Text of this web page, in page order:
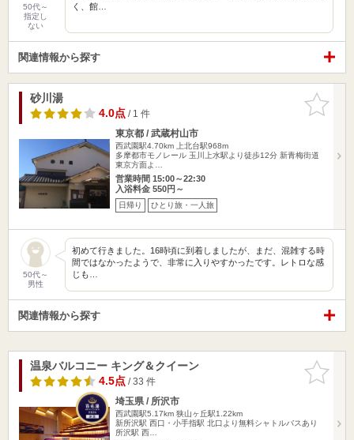
50代～
指定し
ない
く、館…
関連情報から探す
お気に入
りに追加
砂川湯
4.0点/ 1 件
東京都 / 武蔵村山市
西武園駅4.70km
上北台駅968m
多摩都市モノレール 玉川上水駅より徒歩12分 新青梅街道
東京方面よ…
営業時間 15:00～22:30
入浴料金 550円～
日帰り ひとり旅・一人旅
50代～
男性
初めて行きました。16時頃に到着しましたが、まだ、混雑する時
間ではなかったようで、非常に入りやすかったです。レトロな感
じも…
関連情報から探す
お気に入
りに追加
温泉バルコニー キング＆クイーン
4.5点/ 33 件
埼玉県 / 所沢市
西武園駅5.17km 狭山ヶ丘駅1.22km
新所沢駅 西口・小手指駅 北口より無料シャトルバスあり
所沢駅 西…